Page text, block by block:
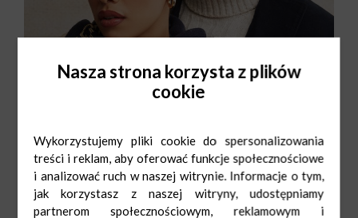
Nasza strona korzysta z plików
cookie
Wykorzystujemy pliki cookie do spersonalizowania
treści i reklam, aby oferować funkcje społecznościowe
i analizować ruch w naszej witrynie. Informacje o tym,
jak korzystasz z naszej witryny, udostępniamy
partnerom społecznościowym, reklamowym i